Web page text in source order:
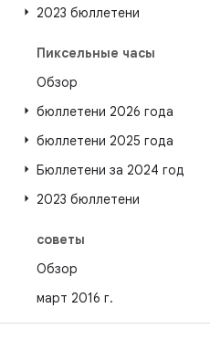
2023 бюллетени
Пиксельные часы
Обзор
бюллетени 2026 года
бюллетени 2025 года
Бюллетени за 2024 год
2023 бюллетени
советы
Обзор
март 2016 г.